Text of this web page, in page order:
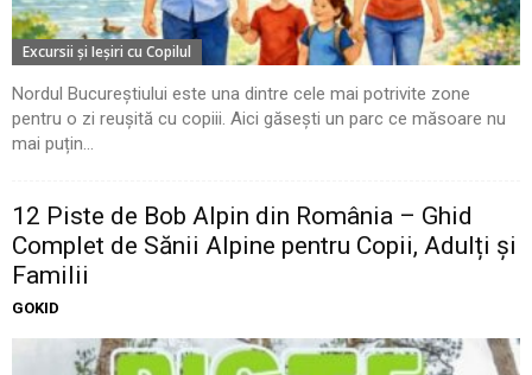
Excursii şi Ieşiri cu Copilul
Nordul Bucureștiului este una dintre cele mai potrivite zone
pentru o zi reușită cu copiii. Aici găsești un parc ce măsoare nu
mai puțin...
12 Piste de Bob Alpin din România – Ghid
Complet de Sănii Alpine pentru Copii, Adulți și
Familii
GOKID